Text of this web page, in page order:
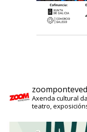
Axenda cultural
teatro,